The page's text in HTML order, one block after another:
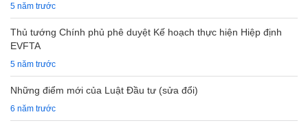
5 năm trước
Thủ tướng Chính phủ phê duyệt Kế hoạch thực hiện Hiệp định
EVFTA
5 năm trước
Những điểm mới của Luật Đầu tư (sửa đổi)
6 năm trước